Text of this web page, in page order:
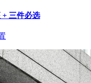
+ 三件必选